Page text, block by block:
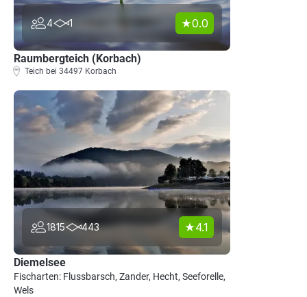
4 1 0.0
Raumbergteich (Korbach)
Teich bei 34497 Korbach
1815 443 4.1
Diemelsee
Fischarten: Flussbarsch, Zander, Hecht, Seeforelle,
Wels